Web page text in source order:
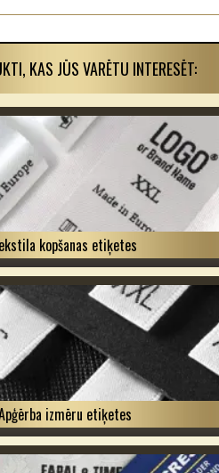
KAS JŪS VARĒTU INTERESĒT:
kopšanas etiķetes
izmēru etiķetes